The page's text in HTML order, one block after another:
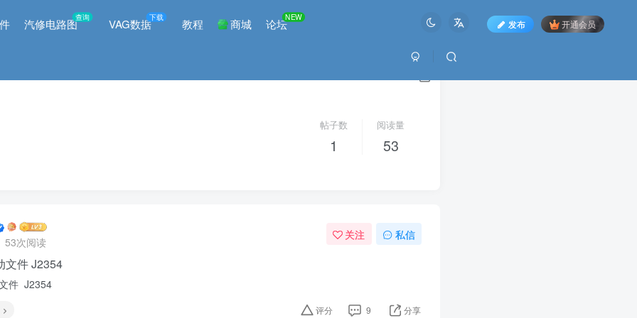
汽修电路图查询 VAG数据下载 教程 商城 论坛NEW
发布 开通会员
帖子数
1
阅读量
53
53次阅读
关注 私信
文件 J2354
件 J2354
评分 9 分享